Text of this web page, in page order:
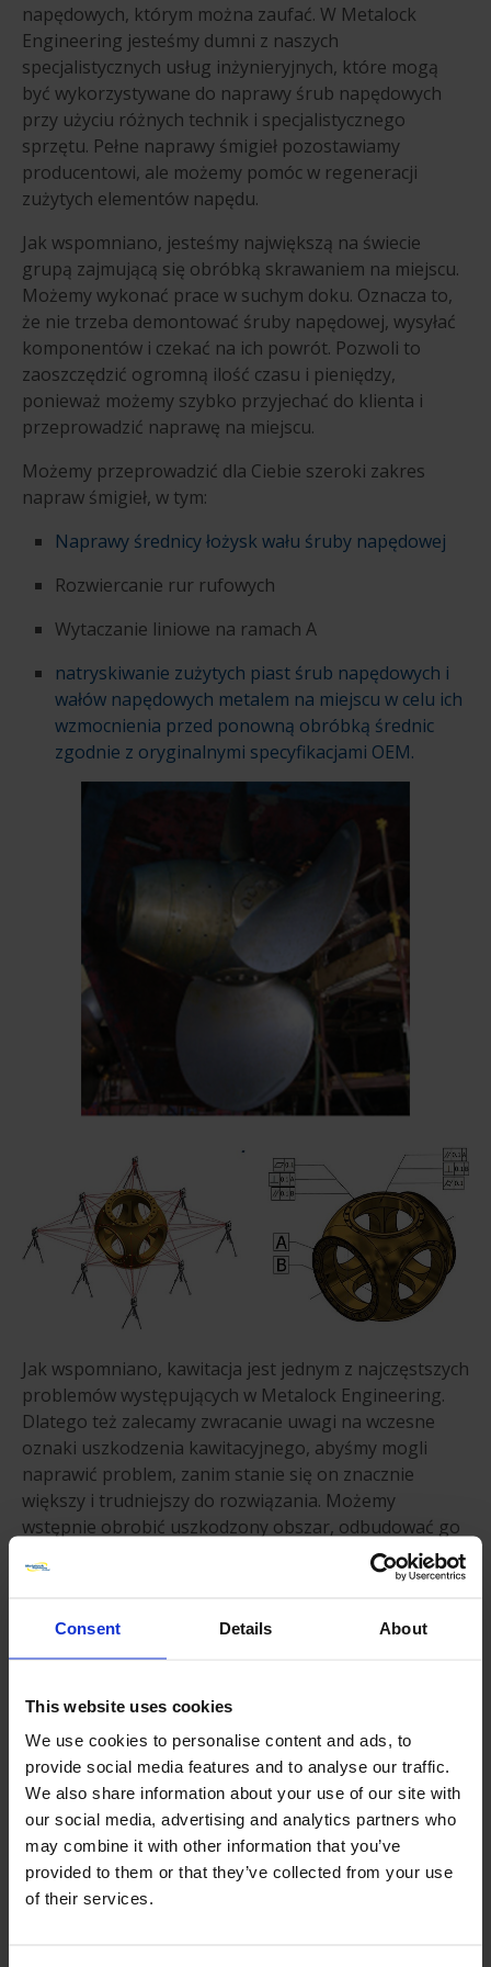
Consent Details About
This website uses cookies
We use cookies to personalise content and ads, to
provide social media features and to analyse our traffic.
We also share information about your use of our site with
our social media, advertising and analytics partners who
may combine it with other information that you’ve
provided to them or that they’ve collected from your use
of their services.
napędowych, którym można zaufać. W Metalock
Engineering jesteśmy dumni z naszych
specjalistycznych usług inżynieryjnych, które mogą
być wykorzystywane do naprawy śrub napędowych
przy użyciu różnych technik i specjalistycznego
sprzętu. Pełne naprawy śmigieł pozostawiamy
producentowi, ale możemy pomóc w regeneracji
zużytych elementów napędu.
Jak wspomniano, jesteśmy największą na świecie
grupą zajmującą się obróbką skrawaniem na miejscu.
Możemy wykonać prace w suchym doku. Oznacza to,
że nie trzeba demontować śruby napędowej, wysyłać
komponentów i czekać na ich powrót. Pozwoli to
zaoszczędzić ogromną ilość czasu i pieniędzy,
ponieważ możemy szybko przyjechać do klienta i
przeprowadzić naprawę na miejscu.
Możemy przeprowadzić dla Ciebie szeroki zakres
napraw śmigieł, w tym:
Naprawy średnicy łożysk wału śruby napędowej
Rozwiercanie rur rufowych
Wytaczanie liniowe na ramach A
natryskiwanie zużytych piast śrub napędowych i
wałów napędowych metalem na miejscu w celu ich
wzmocnienia przed ponowną obróbką średnic
zgodnie z oryginalnymi specyfikacjami OEM.
Jak wspomniano, kawitacja jest jednym z najczęstszych
problemów występujących w Metalock Engineering.
Dlatego też zalecamy zwracanie uwagi na wczesne
oznaki uszkodzenia kawitacyjnego, abyśmy mogli
naprawić problem, zanim stanie się on znacznie
większy i trudniejszy do rozwiązania. Możemy
wstępnie obrobić uszkodzony obszar, odbudować go
za pomocą natrysku metalu, a następnie ponownie
obrobić do pierwotnego wymiaru.
DLACZEGO WARTO KORZYSTAĆ Z USŁUG
METALOCK ENGINEERING W ZAKRESIE
NAPRAW ŚMIGIEŁ?
Jesteśmy przekonani, że jesteśmy odpowiednią firmą
do tego zadania dzięki naszemu bogatemu
doświadczeniu w zakresie usług naprawy śrub
napędowych i pomocy klientom z różnych sektorów
przemysłu morskiego. Bez względu na rodzaj
posiadanej jednostki pływającej, nasze usługi
naprawcze przyniosą szeroki zakres korzyści i z